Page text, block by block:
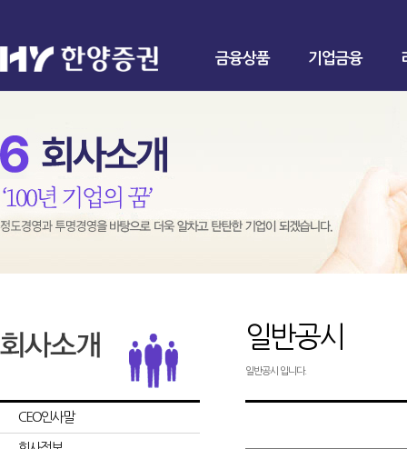
금융상품 기업금융
CEO인사말
일반공시
일반공시 입니다.